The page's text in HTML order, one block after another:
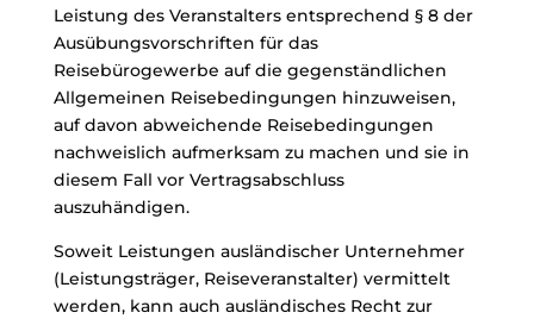
Leistung des Veranstalters entsprechend § 8 der
Ausübungsvorschriften für das
Reisebürogewerbe auf die gegenständlichen
Allgemeinen Reisebedingungen hinzuweisen,
auf davon abweichende Reisebedingungen
nachweislich aufmerksam zu machen und sie in
diesem Fall vor Vertragsabschluss
auszuhändigen.
Soweit Leistungen ausländischer Unternehmer
(Leistungsträger, Reiseveranstalter) vermittelt
werden, kann auch ausländisches Recht zur